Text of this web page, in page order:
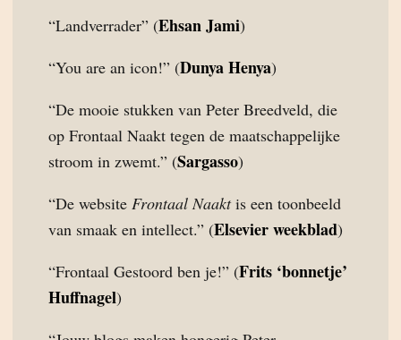
“Landverrader” (Ehsan Jami)
“You are an icon!” (Dunya Henya)
“De mooie stukken van Peter Breedveld, die
op Frontaal Naakt tegen de maatschappelijke
stroom in zwemt.” (Sargasso)
“De website Frontaal Naaktis een toonbeeld
van smaak en intellect.” (Elsevier weekblad)
“Frontaal Gestoord ben je!” (Frits ‘bonnetje’
Huffnagel)